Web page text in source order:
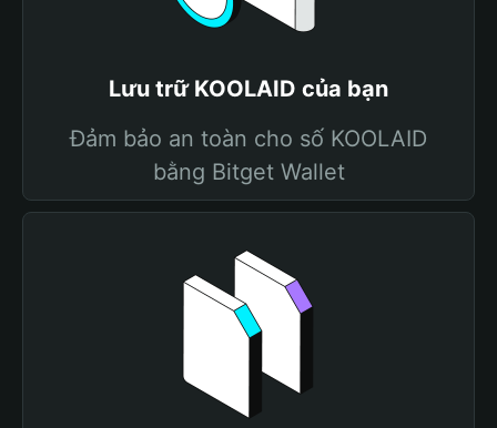
Lưu trữ KOOLAID của bạn
Đảm bảo an toàn cho số KOOLAID
bằng Bitget Wallet